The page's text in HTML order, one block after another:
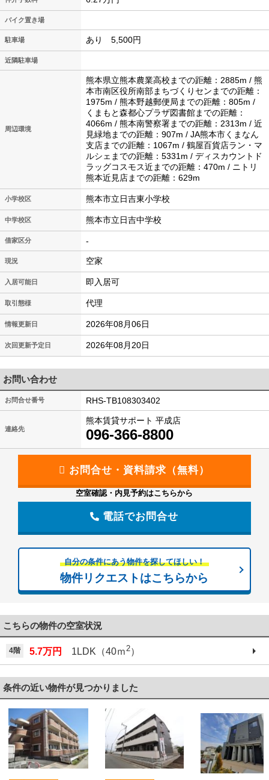
バイク置き場
駐車場 あり 5,500円
近隣駐車場
周辺環境
熊本県立熊本農業高校までの距離：2885m / 熊
本市南区役所南部まちづくりセンまでの距離：
1975m / 熊本野越郵便局までの距離：805m /
くまもと森都心プラザ図書館までの距離：
4066m / 熊本南警察署までの距離：2313m / 近
見緑地までの距離：907m / JA熊本市くまなん
支店までの距離：1067m / 鶴屋百貨店ラン・マ
ルシェまでの距離：5331m / ディスカウントド
ラッグコスモス近までの距離：470m / ニトリ
熊本近見店までの距離：629m
小学校区 熊本市立日吉東小学校
中学校区 熊本市立日吉中学校
借家区分 -
現況 空家
入居可能日 即入居可
取引態様 代理
情報更新日 2026年08月06日
次回更新予定日 2026年08月20日
お問い合わせ
お問合せ番号 RHS-TB108303402
連絡先
熊本賃貸サポート 平成店
096-366-8800
空室確認・内見予約はこちらから
電話でお問合せ
自分の条件にあう物件を探してほしい！
物件リクエストはこちらから
こちらの物件の空室状況
4階 5.7万円 1LDK（40ｍ2）
条件の近い物件が見つかりました